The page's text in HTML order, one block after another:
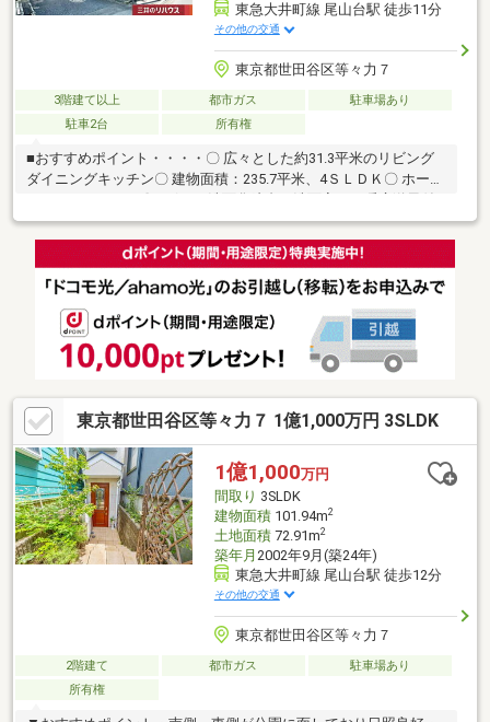
東急大井町線 尾山台駅 徒歩11分
その他の交通
東京都世田谷区等々力７
3階建て以上 都市ガス
駐車場あり
駐車2台
所有権
■おすすめポイント・・・・〇 広々とした約31.3平米のリビング
ダイニングキッチン〇 建物面積：235.7平米、4ＳＬＤＫ〇 ホーム
き〇 LDKに独立操作可能な床暖房3箇所設置〇 1階洋室に二重サッ
シを設置済み〇 バルコニー4箇所あり〇 玄関及び門扉にはオート
ロック機能あり〇 豊富な収納スペースあり（書斎・グルニエ・各
居室収納）〇 2026年2月に給湯器新品交換（エネファーム） 〇 角
暖房機器あり(ミストサウナ付)
東京都世田谷区等々力７ 1億1,000万円 3SLDK
1億1,000万円
間取り 3SLDK
建物面積101.94m2
土地面積72.91m2
築年月 2002年9月(築24年)
東急大井町線 尾山台駅 徒歩12分
その他の交通
東京都世田谷区等々力７
2階建て 都市ガス
駐車場あり
所有権